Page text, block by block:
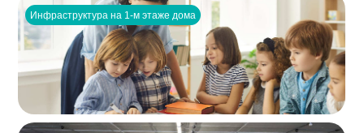
Инфраструктура на 1-м этаже дома